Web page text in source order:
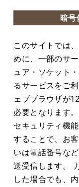
暗号
このサイトでは
めに、一部のサ
ュア・ソケット
るサービスをご
ェブブラウザが
必要となります。
セキュリティ機
することで、お
いは電話番号な
送受信します。
した場合でも、